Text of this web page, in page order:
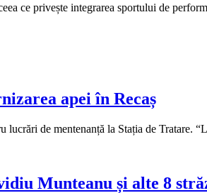
ce privește integrarea sportului de
apei în Recaș
de mentenanță la Stația de Tratare.
Munteanu și alte 8